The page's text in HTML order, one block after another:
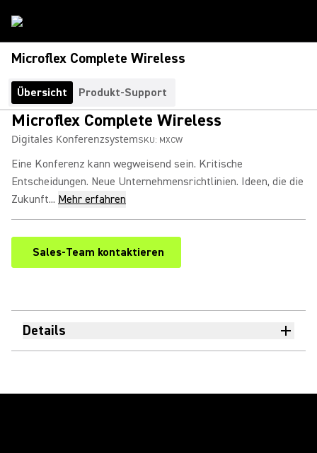
Microflex Complete Wireless
Übersicht Produkt-Support
Microflex Complete Wireless
Digitales KonferenzsystemSKU: MXCW
Eine Konferenz kann wegweisend sein. Kritische
Entscheidungen. Neue Unternehmensrichtlinien. Ideen, die die
Zukunft... Mehr erfahren
Sales-Team kontaktieren
Details